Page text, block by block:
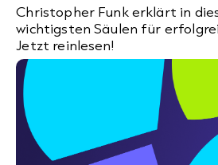
Christopher Funk erklärt in
wichtigsten Säulen für
Jetzt reinlesen!